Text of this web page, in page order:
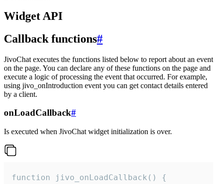
Widget API
Callback functions#
JivoChat executes the functions listed below to report about an event
on the page. You can declare any of these functions on the page and
execute a logic of processing the event that occurred. For example,
using jivo_onIntroduction event you can get contact details entered
by a client.
onLoadCallback#
Is executed when JivoChat widget initialization is over.
function jivo_onLoadCallback() {